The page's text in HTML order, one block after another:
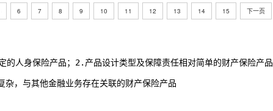
6 7 8 9 10 11 12 13 14 15 下一页
人身保险产品；2.产品设计类型及保障责任相对简单的财产保险产品
，与其他金融业务存在关联的财产保险产品